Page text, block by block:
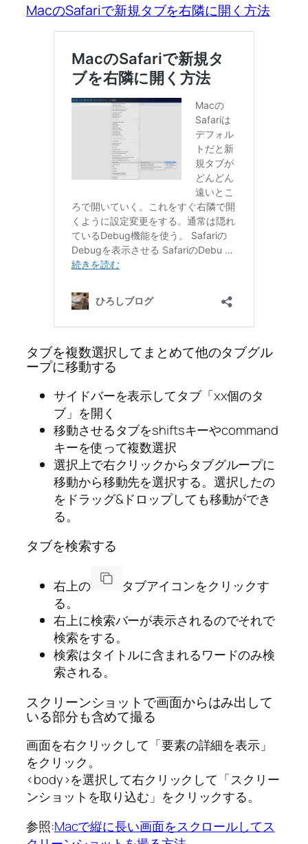
MacのSafariで新規タブを右隣に開く方法
タブを複数選択してまとめて他のタブグル
ープに移動する
サイドバーを表示してタブ「xx個のタ
ブ」を開く
移動させるタブをshiftsキーやcommand
キーを使って複数選択
選択上で右クリックからタブグループに
移動から移動先を選択する。選択したの
をドラッグ&ドロップしても移動ができ
る。
タブを検索する
右上の
タブアイコンをクリックす
る。
右上に検索バーが表示されるのでそれで
検索をする。
検索はタイトルに含まれるワードのみ検
索される。
スクリーンショットで画面からはみ出して
いる部分も含めて撮る
画面を右クリックして「要素の詳細を表示」
をクリック。
<body>を選択して右クリックして「スクリー
ンショットを取り込む」をクリックする。
参照:Macで縦に長い画面をスクロールしてス